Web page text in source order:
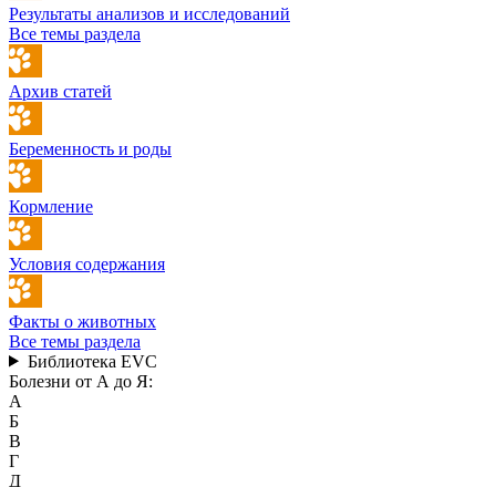
Результаты анализов и исследований
Все темы раздела
Архив статей
Беременность и роды
Кормление
Условия содержания
Факты о животных
Все темы раздела
Библиотека EVC
Болезни от А до Я:
А
Б
В
Г
Д